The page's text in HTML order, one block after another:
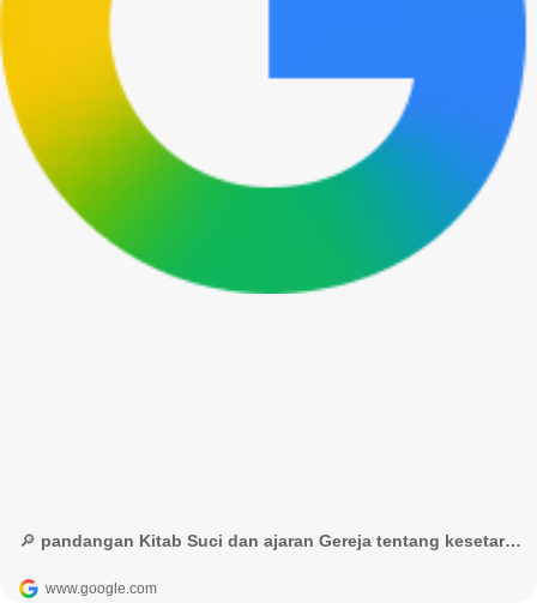
🔎 pandangan Kitab Suci dan ajaran Gereja tentang kesetaraan - Google Penelusuran
www.google.com